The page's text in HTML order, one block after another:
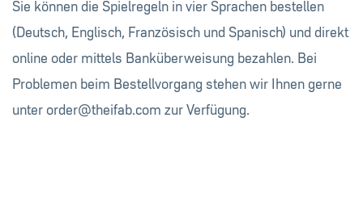
Sie können die Spielregeln in vier Sprachen bestellen
(Deutsch, Englisch, Französisch und Spanisch) und direkt
online oder mittels Banküberweisung bezahlen. Bei
Problemen beim Bestellvorgang stehen wir Ihnen gerne
unter order@theifab.com zur Verfügung.